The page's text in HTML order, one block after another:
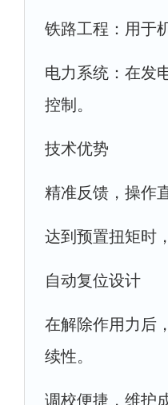
铁路工程：用于
电力系统：在发
控制。
技术优势
精准反馈，操作
达到预置扭矩时
自动复位设计
在解除作用力后
续性。
调校便捷，维护